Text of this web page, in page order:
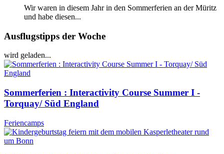
Wir waren in diesem Jahr in den Sommerferien an der Müritz
und habe diesen...
Ausflugstipps der Woche
wird geladen...
Sommerferien : Interactivity Course Summer I -
Torquay/ Süd England
Feriencamps